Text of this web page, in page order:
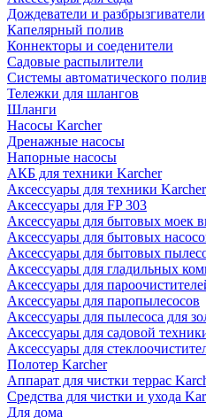
Дождеватели и разбрызгиватели
Капелярный полив
Коннекторы и соеденители
Садовые распылители
Системы автоматического
Тележки для шлангов
Шланги
Насосы Karcher
Дренажные насосы
Напорные насосы
АКБ для техники Karcher
Аксессуары для техники Karcher
Аксессуары для FP 303
Аксессуары для бытовых моек
Аксессуары для бытовых
Аксессуары для бытовых
Аксессуары для гладильных
Аксессуары для
Аксессуары для паропылесосов
Аксессуары для пылесоса для
Аксессуары для садовой
Аксессуары для
Полотер Karcher
Аппарат для чистки террас
Средства для чистки и ухода
Для дома